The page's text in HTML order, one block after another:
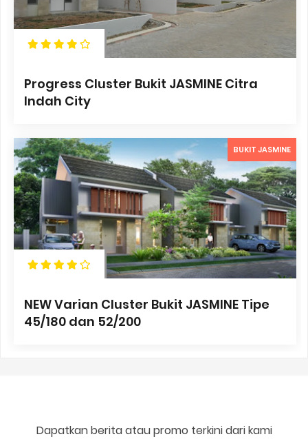
Progress Cluster Bukit JASMINE Citra
Indah City
BUKIT JASMINE
NEW Varian Cluster Bukit JASMINE Tipe
45/180 dan 52/200
Dapatkan berita atau promo terkini dari kami